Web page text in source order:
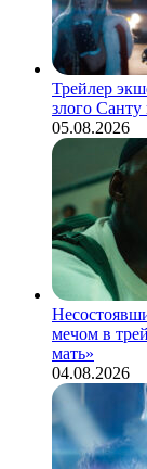
Трейлер
злого
05.08.2026
мечом в
мать»
04.08.2026